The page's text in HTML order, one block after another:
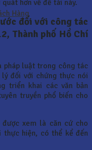
Hàng
hơn về đề tài này.
đối với công tác
Thành phố Hồ Chí
pháp luật trong công tác
đối với chứng thực nói
triển khai các văn bản
truyền phổ biến cho
được xem là căn cứ cho
thực hiện, có thể kể đến